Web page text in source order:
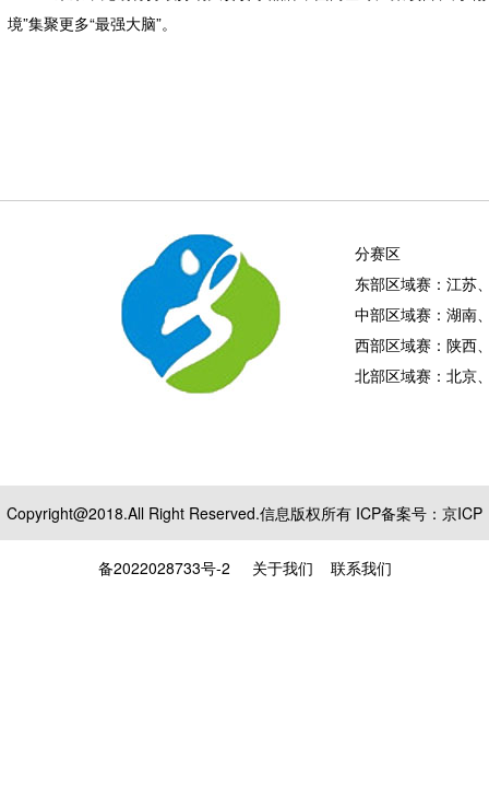
境”集聚更多“最强大脑”。
分赛区
东部区域赛：江苏
中部区域赛：湖南
西部区域赛：陕西
北部区域赛：北京
Copyright@2018.All Right Reserved.信息版权所有 ICP备案号： 京ICP
备2022028733号-2 关于我们 联系我们